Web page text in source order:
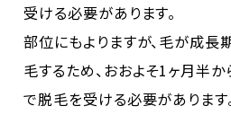
受ける必要があります。
部位にもよりますが、毛が成長
毛するため、おおよそ1ヶ月半
で脱毛を受ける必要がありま